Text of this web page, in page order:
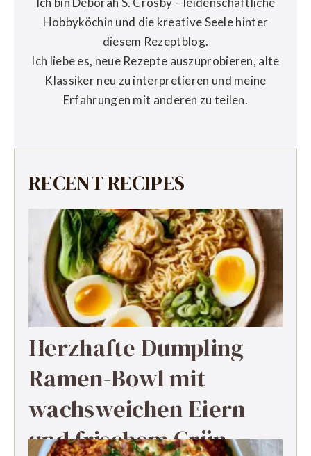
Hobbyköchin und die kreative Seele hinter
diesem Rezeptblog.
Ich liebe es, neue Rezepte auszuprobieren, alte
Klassiker neu zu interpretieren und meine
Erfahrungen mit anderen zu teilen.
RECENT RECIPES
Herzhafte Dumpling-
Ramen-Bowl mit
wachsweichen Eiern
und frischem Grün